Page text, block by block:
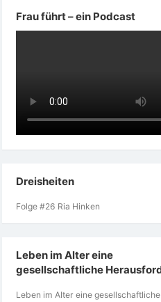
Frau führt – ein Podcast
Dreisheiten
Folge #26 Ria Hinken
Leben im Alter eine
gesellschaftliche
Leben im Alter eine gesellschaftliche